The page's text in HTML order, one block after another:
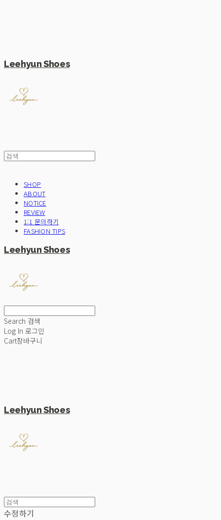
Leehyun Shoes
SHOP
ABOUT
NOTICE
REVIEW
1:1 문의하기
FASHION TIPS
Leehyun Shoes
Search 검색
Log In 로그인
Cart장바구니
Leehyun Shoes
수정하기